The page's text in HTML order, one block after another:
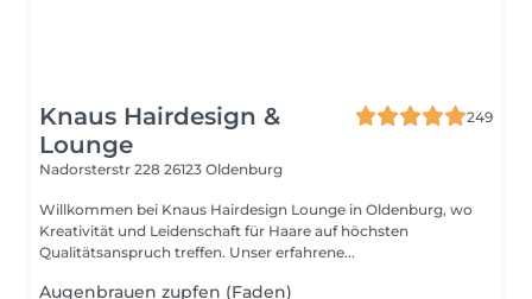
Knaus Hairdesign &
Lounge
249
Nadorsterstr 228 26123 Oldenburg
Willkommen bei Knaus Hairdesign Lounge in Oldenburg, wo
Kreativität und Leidenschaft für Haare auf höchsten
Qualitätsanspruch treffen. Unser erfahrene...
Augenbrauen zupfen (Faden)